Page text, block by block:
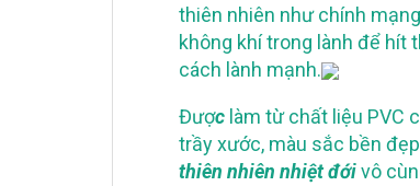
thiên nhiên như chính
không khí trong lành để hít
cách lành mạnh.
Được làm từ chất liệu PVC
trầy xước, màu sắc bền
thiên nhiên nhiệt đớivô